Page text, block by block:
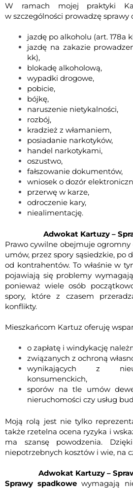
W ramach mojej praktyki
w szczególności prowadzę sprawy
jazdę po alkoholu (art. 178a
jazdę na zakazie
kk),
blokadę alkoholową,
wypadki drogowe,
pobicie,
bójkę,
naruszenie nietykalności,
rozbój,
kradzież z włamaniem,
posiadanie narkotyków,
handel narkotykami,
oszustwo,
fałszowanie dokumentów,
wniosek o dozór
przerwę w karze,
odroczenie kary,
niealimentację.
Adwokat Kartuzy –
Prawo cywilne obejmuje ogromny
umów, przez spory sąsiedzkie, po
od kontrahentów. To właśnie w
pojawiają się problemy
ponieważ wiele osób
spory, które z czasem
konflikty.
Mieszkańcom Kartuz oferuję
o zapłatę i windykację
związanych z ochroną
wynikających z
konsumenckich,
sporów na tle umów
nieruchomości czy usług
Moją rolą jest nie tylko
także rzetelna ocena ryzyka i
ma szansę powodzenia.
niepotrzebnych kosztów i wie, na
Adwokat Kartuzy –
Sprawy spadkowewymagają